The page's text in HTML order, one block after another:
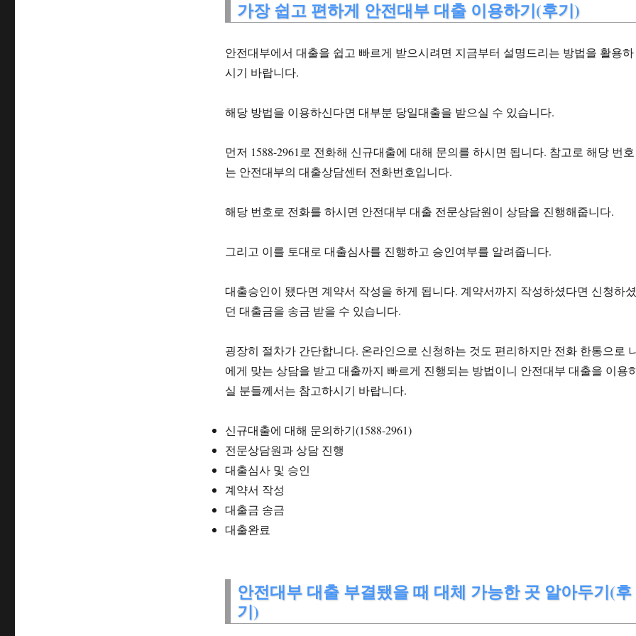
가장 쉽고 편하게 안전대부 대출 이용하기(후기)
안전대부에서 대출을 쉽고 빠르게 받으시려면 지금부터 설명드리는 방법을 활용하
시기 바랍니다.
해당 방법을 이용하신다면 대부분 당일대출을 받으실 수 있습니다.
먼저 1588-2961로 전화해 신규대출에 대해 문의를 하시면 됩니다. 참고로 해당 번호
는 안전대부의 대출상담센터 전화번호입니다.
해당 번호로 전화를 하시면 안전대부 대출 전문상담원이 상담을 진행해줍니다.
그리고 이를 토대로 대출심사를 진행하고 승인여부를 알려줍니다.
대출승인이 됐다면 계약서 작성을 하게 됩니다. 계약서까지 작성하셨다면 신청하셨
던 대출금을 송금 받을 수 있습니다.
굉장히 절차가 간단합니다. 온라인으로 신청하는 것도 편리하지만 전화 한통으로
에게 맞는 상담을 받고 대출까지 빠르게 진행되는 방법이니 안전대부 대출을 이용
실 분들께서는 참고하시기 바랍니다.
신규대출에 대해 문의하기(1588-2961)
전문상담원과 상담 진행
대출심사 및 승인
계약서 작성
대출금 송금
대출완료
안전대부 대출 부결됐을 때 대체 가능한 곳 알아두기(후
기)